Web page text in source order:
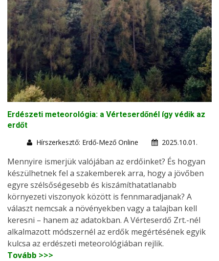
Erdészeti meteorológia: a Vérteserdőnél így védik az
erdőt
Hírszerkesztő: Erdő-Mező Online
2025.10.01.
Mennyire ismerjük valójában az erdőinket? És hogyan
készülhetnek fel a szakemberek arra, hogy a jövőben
egyre szélsőségesebb és kiszámíthatatlanabb
környezeti viszonyok között is fennmaradjanak? A
választ nemcsak a növényekben vagy a talajban kell
keresni – hanem az adatokban. A Vérteserdő Zrt.-nél
alkalmazott módszernél az erdők megértésének egyik
kulcsa az erdészeti meteorológiában rejlik.
Tovább >>>